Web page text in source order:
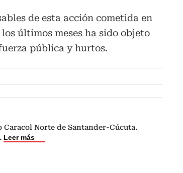
de esta acción cometida en
últimos meses ha sido objeto
pública y hurtos.
Norte de Santander-Cúcuta.
Leer más